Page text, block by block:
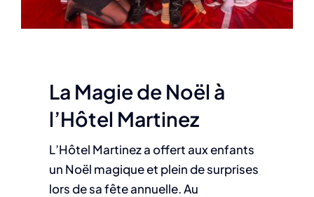
La Magie de Noël à
l’Hôtel Martinez
L’Hôtel Martinez a offert aux enfants
un Noël magique et plein de surprises
lors de sa fête annuelle. Au